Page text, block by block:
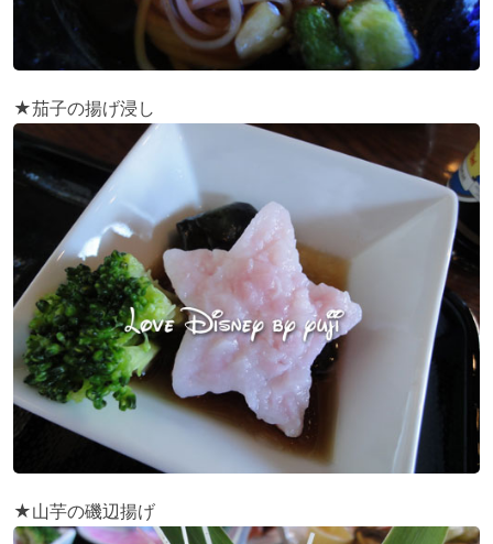
★茄子の揚げ浸し
★山芋の磯辺揚げ